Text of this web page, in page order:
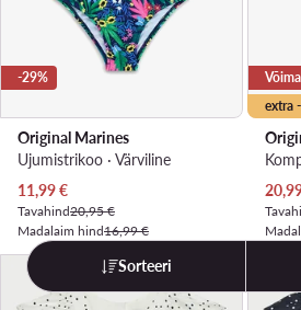
-29%
Original Marines
Ujumistrikoo · Värviline
Praegune hind
11,99€
Tavahind20,95 €
Madalaim hind16,99 €
extra
Sorteeri